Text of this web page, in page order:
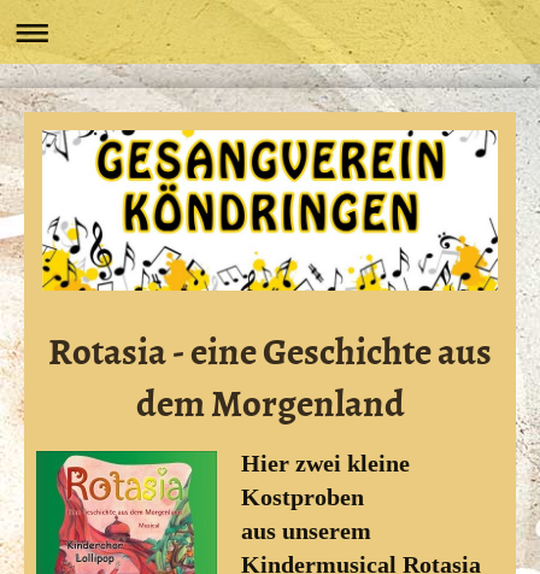
Rotasia - eine Geschichte aus
dem Morgenland
Hier zwei kleine
Kostproben
aus unserem
Kindermusical Rotasia